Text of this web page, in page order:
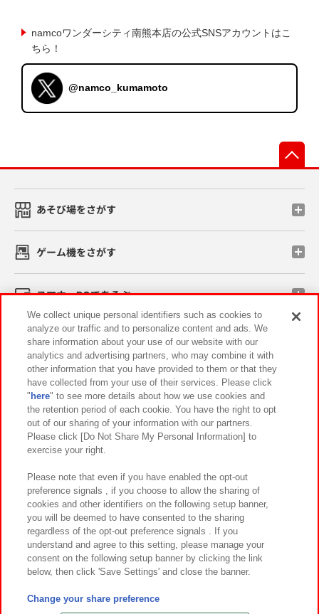
namcoワンダーシティ南熊本店の公式SNSアカウントはこ
ちら！
@namco_kumamoto
あそび場をさがす
ゲーム機をさがす
スマホ・PCであそぶ
イベント・キャンペーン
関連会社 サステナビリティ サイトポリシー
プライバシーポリシー ウェブアクセシビリティ方針と検証結果
お取引先さまとともに
カスタマーハラスメント対応方針 よくあるご質問・お問い合わせ
©Bandai Namco Amusement Inc.
©Bandai Namco Amusement Lab Inc.
We collect unique personal identifiers such as cookies to
analyze our traffic and to personalize content and ads. We
share information about your use of our website with our
analytics and advertising partners, who may combine it with
other information that you have provided to them or that they
have collected from your use of their services. Please click
" here" to see more details about how we use cookies and
the retention period of each cookie. You have the right to opt
out of our sharing of your information with our partners.
Please click [Do Not Share My Personal Information] to
exercise your right.
Please note that even if you have enabled the opt-out
preference signals , if you choose to allow the sharing of
cookies and other identifiers on the following setup banner,
you will be deemed to have consented to the sharing
regardless of the opt-out preference signals . If you
understand and agree to this setting, please manage your
consent on the following setup banner by clicking the link
below, then click 'Save Settings' and close the banner.
Change your share preference